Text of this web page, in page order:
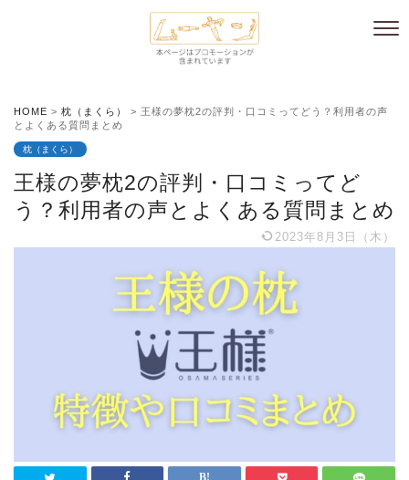
HOME > 枕（まくら） > 王様の夢枕2の評判・口コミってどう？利用者の声
とよくある質問まとめ
枕（まくら）
王様の夢枕2の評判・口コミってど
う？利用者の声とよくある質問まとめ
2023年8月3日（木）